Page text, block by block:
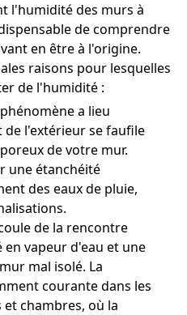
l'humidité des murs à
de comprendre
en être à l'origine.
raisons pour lesquelles
de l'humidité :
a lieu
l'extérieur se faufile
de votre mur.
une étanchéité
des eaux de pluie,
de la rencontre
vapeur d'eau et une
mal isolé. La
courante dans les
et chambres, où la